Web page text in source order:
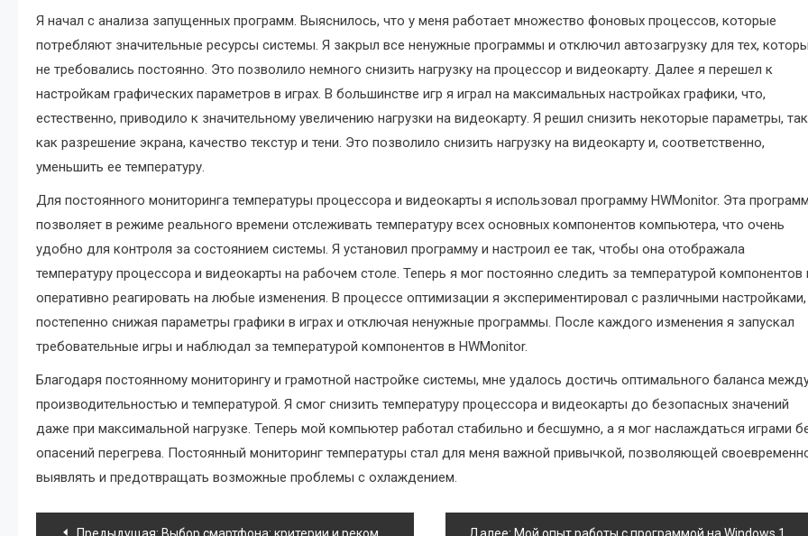
Я начал с анализа запущенных программ. Выяснилось, что у меня работает множество фоновых процессов, которые
потребляют значительные ресурсы системы. Я закрыл все ненужные программы и отключил автозагрузку для тех,
не требовались постоянно. Это позволило немного снизить нагрузку на процессор и видеокарту. Далее я перешел к
настройкам графических параметров в играх. В большинстве игр я играл на максимальных настройках графики, что,
естественно, приводило к значительному увеличению нагрузки на видеокарту. Я решил снизить некоторые параметры,
как разрешение экрана, качество текстур и тени. Это позволило снизить нагрузку на видеокарту и, соответственно,
уменьшить ее температуру.
Для постоянного мониторинга температуры процессора и видеокарты я использовал программу HWMonitor. Эта
позволяет в режиме реального времени отслеживать температуру всех основных компонентов компьютера, что очень
удобно для контроля за состоянием системы. Я установил программу и настроил ее так, чтобы она отображала
температуру процессора и видеокарты на рабочем столе. Теперь я мог постоянно следить за температурой компонентов
оперативно реагировать на любые изменения. В процессе оптимизации я экспериментировал с различными настройками,
постепенно снижая параметры графики в играх и отключая ненужные программы. После каждого изменения я запускал
требовательные игры и наблюдал за температурой компонентов в HWMonitor.
Благодаря постоянному мониторингу и грамотной настройке системы, мне удалось достичь оптимального баланса
производительностью и температурой. Я смог снизить температуру процессора и видеокарты до безопасных значений
даже при максимальной нагрузке. Теперь мой компьютер работал стабильно и бесшумно, а я мог наслаждаться играми
опасений перегрева. Постоянный мониторинг температуры стал для меня важной привычкой, позволяющей
выявлять и предотвращать возможные проблемы с охлаждением.